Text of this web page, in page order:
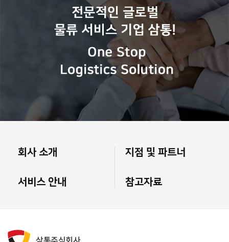
회사 소개 지점 및 파트너
서비스 안내 참고자료